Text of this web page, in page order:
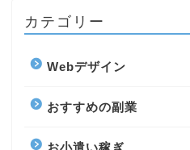
カテゴリー
Webデザイン
おすすめの副業
お小遣い稼ぎ